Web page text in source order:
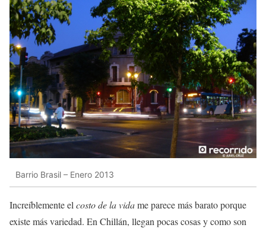
Barrio Brasil – Enero 2013
Increíblemente elcosto de la vidame parece más barato porque
existe más variedad. En Chillán, llegan pocas cosas y como son